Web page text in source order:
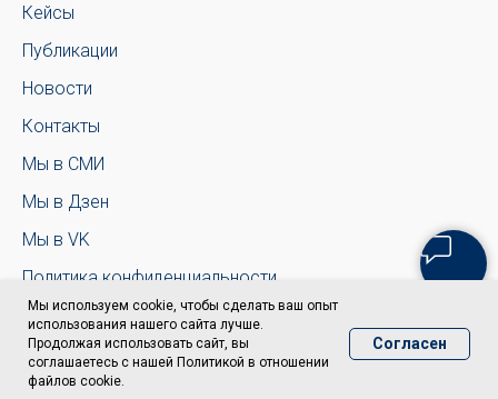
Мы используем cookie, чтобы сделать ваш опыт
использования нашего сайта лучше.
Продолжая использовать сайт, вы
соглашаетесь с нашей Политикой в отношении
файлов cookie.
Согласен
Кейсы
Публикации
Новости
Контакты
Мы в СМИ
Мы в Дзен
Мы в VK
Политика конфиденциальности